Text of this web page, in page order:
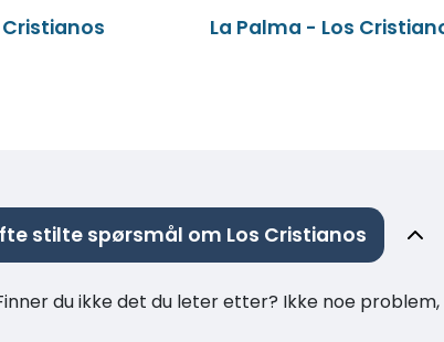
La Palma - Los
stilte spørsmål om Los Cristianos
du ikke det du leter etter? Ikke noe